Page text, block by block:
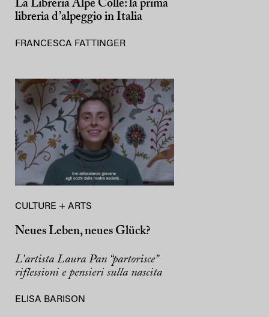
La Libreria Alpe Colle: la prima
libreria d’alpeggio in Italia
FRANCESCA FATTINGER
CULTURE + ARTS
Neues Leben, neues Glück?
L’artista Laura Pan “partorisce”
riflessioni e pensieri sulla nascita
ELISA BARISON